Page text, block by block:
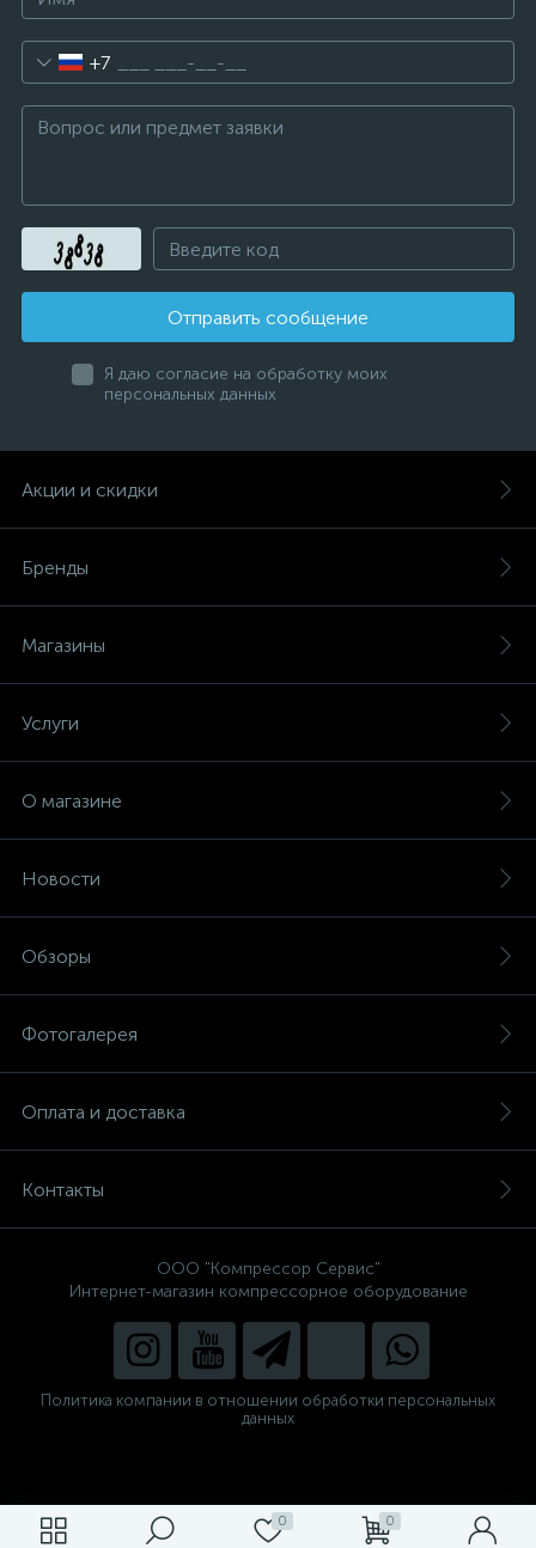
0 0
+7
Отправить сообщение
Я даю согласие на обработку моих
персональных данных
Акции и скидки
Бренды
Магазины
Услуги
О магазине
Новости
Обзоры
Фотогалерея
Оплата и доставка
Контакты
ООО "Компрессор Сервис"
Интернет-магазин компрессорное оборудование
Политика компании в отношении обработки персональных
данных